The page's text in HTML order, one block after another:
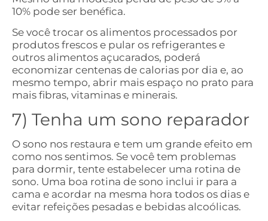
10% pode ser benéfica.
Se você trocar os alimentos processados ​​por
produtos frescos e pular os refrigerantes e
outros alimentos açucarados, poderá
economizar centenas de calorias por dia e, ao
mesmo tempo, abrir mais espaço no prato para
mais fibras, vitaminas e minerais.
7) Tenha um sono reparador
O sono nos restaura e tem um grande efeito em
como nos sentimos. Se você tem problemas
para dormir, tente estabelecer uma rotina de
sono. Uma boa rotina de sono inclui ir para a
cama e acordar na mesma hora todos os dias e
evitar refeições pesadas e bebidas alcoólicas.